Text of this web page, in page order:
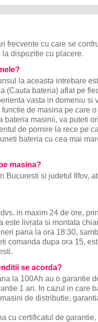
frecvente cu care se
la dispozitie cu placere.
la aceasta intrebare
(Cauta bateria) aflat pe
vasta in domeniu si
de masina pe care
bateria masinii, va puteti
de pornire la rece pe
bateria cu cea mai
masina?
Bucuresti si judetul Ilfov,
in maxim 24 de ore,
este livrata si montata
pana la ora 18:30,
comanda dupa ora 15,
se acorda?
la 100Ah au o garantie
1 an. In cazul in care
de distributie,
cu certificatul de